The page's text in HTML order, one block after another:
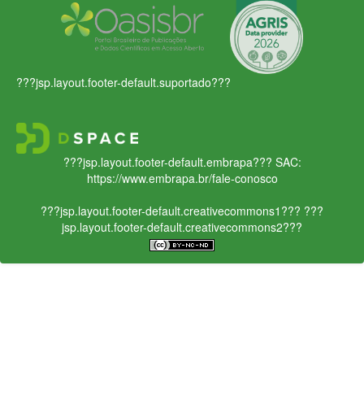
???jsp.layout.footer-default.suportado???
???jsp.layout.footer-default.embrapa??? SAC:
https://www.embrapa.br/fale-conosco
???jsp.layout.footer-default.creativecommons1??? ???
jsp.layout.footer-default.creativecommons2???